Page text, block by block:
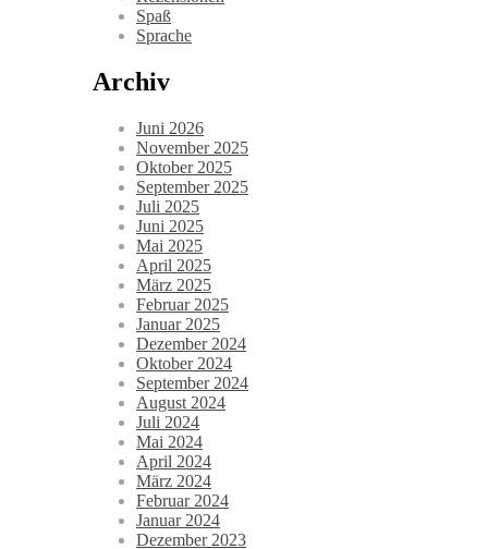
Spaß
Sprache
Archiv
Juni 2026
November 2025
Oktober 2025
September 2025
Juli 2025
Juni 2025
Mai 2025
April 2025
März 2025
Februar 2025
Januar 2025
Dezember 2024
Oktober 2024
September 2024
August 2024
Juli 2024
Mai 2024
April 2024
März 2024
Februar 2024
Januar 2024
Dezember 2023